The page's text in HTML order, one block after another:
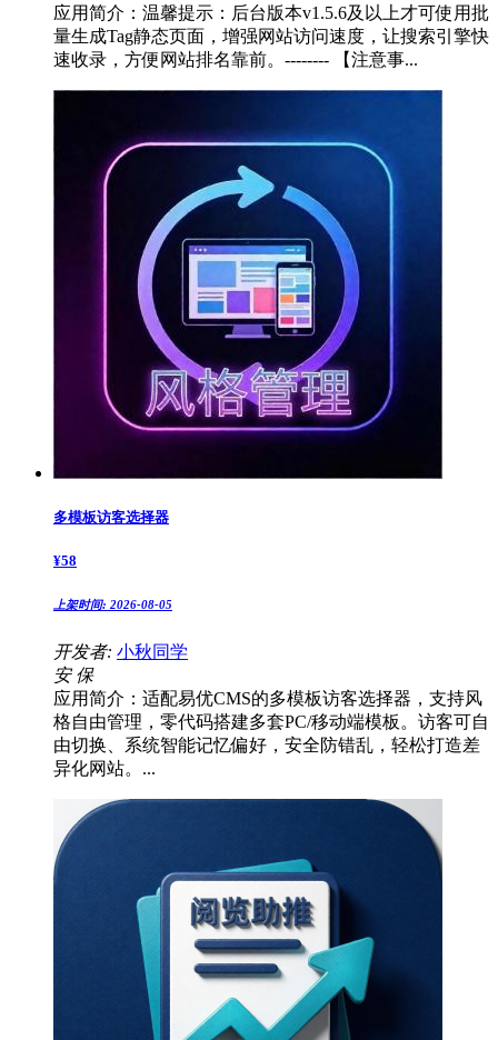
应用简介：温馨提示：后台版本v1.5.6及以上才可使用批
量生成Tag静态页面，增强网站访问速度，让搜索引擎快
速收录，方便网站排名靠前。-------- 【注意事...
多模板访客选择器
¥58
上架时间: 2026-08-05
开发者: 小秋同学
安 保
应用简介：适配易优CMS的多模板访客选择器，支持风
格自由管理，零代码搭建多套PC/移动端模板。访客可自
由切换、系统智能记忆偏好，安全防错乱，轻松打造差
异化网站。...